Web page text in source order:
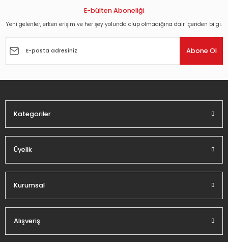
Görüş ve önerileriniz için teşekkür ederiz.
Ürün açıklamasında eksik bilgiler bulunuyor.
E-bülten Aboneliği
Yeni gelenler, erken erişim ve her şey yolunda olup olmadığına dair içeriden bilgi.
Abone Ol
Kategoriler
Üyelik
Kurumsal
Alışveriş